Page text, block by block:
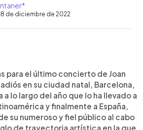
de diciembre de 2022
para el último concierto de Joan
en su ciudad natal, Barcelona,
a lo largo del año que lo ha llevado a
y finalmente a España,
su numeroso y fiel público al cabo
de trayectoria artística en la que